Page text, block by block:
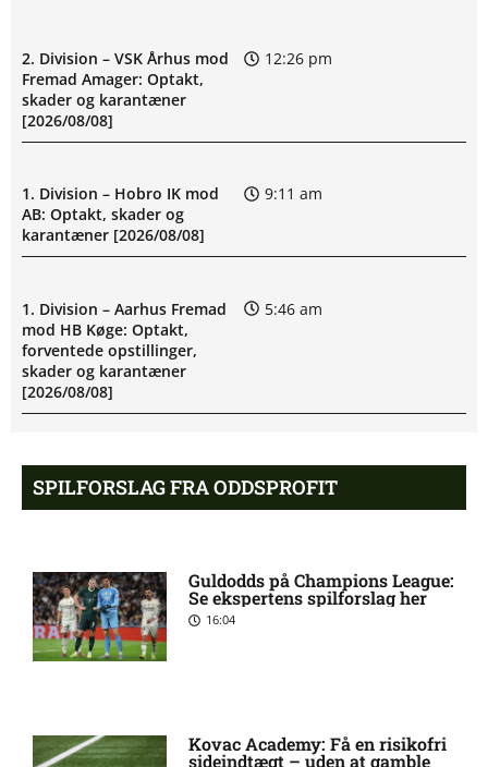
2. Division – VSK Århus mod
Fremad Amager: Optakt,
skader og karantæner
[2026/08/08]
12:26 pm
1. Division – Hobro IK mod
AB: Optakt, skader og
karantæner [2026/08/08]
9:11 am
1. Division – Aarhus Fremad
mod HB Køge: Optakt,
forventede opstillinger,
skader og karantæner
[2026/08/08]
5:46 am
Atlético forbereder bud på
Tottenham-anfører
10:23 pm
målmand til Spanien
Roma enig med Atlético om
Chelsea sælger Chalobah til
10:06 pm
SPILFORSLAG FRA ODDSPROFIT
Guldodds på Champions League:
Se ekspertens spilforslag her
16:04
Kovac Academy: Få en risikofri
sideindtægt – uden at gamble